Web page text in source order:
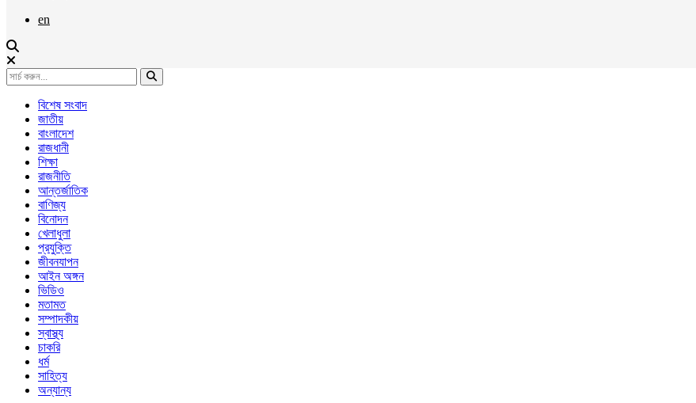
en
বিশেষ সংবাদ
জাতীয়
বাংলাদেশ
রাজধানী
শিক্ষা
রাজনীতি
আন্তর্জাতিক
বাণিজ্য
বিনোদন
খেলাধুলা
প্রযুক্তি
জীবনযাপন
আইন অঙ্গন
ভিডিও
মতামত
সম্পাদকীয়
স্বাস্থ্য
চাকরি
ধর্ম
সাহিত্য
অন্যান্য